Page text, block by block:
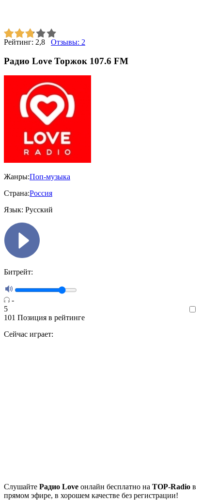
Рейтинг: 2,8 Отзывы: 2
Радио Love Торжок 107.6 FM
Жанры:Поп-музыка
Страна:Россия
Язык: Русский
Битрейт:
-
5
101 Позиция в рейтинге
Сейчас играет:
Cлушайте Радио Love онлайн бесплатно на TOP-Radio в
прямом эфире, в хорошем качестве без регистрации!